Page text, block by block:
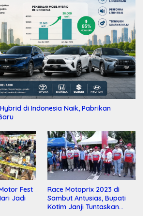
di Indonesia Naik, Pabrikan
Fest
Jadi
Race Motoprix 2023 di
Sambut Antusias, Bupati
Kotim Janji Tuntaskan